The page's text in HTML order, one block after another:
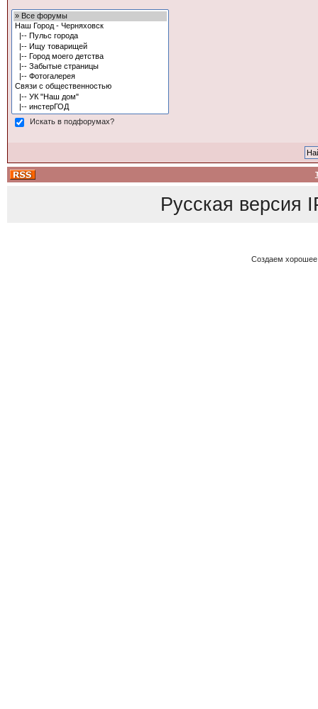
Искать в подфорумах?
Русская версия
Создаем